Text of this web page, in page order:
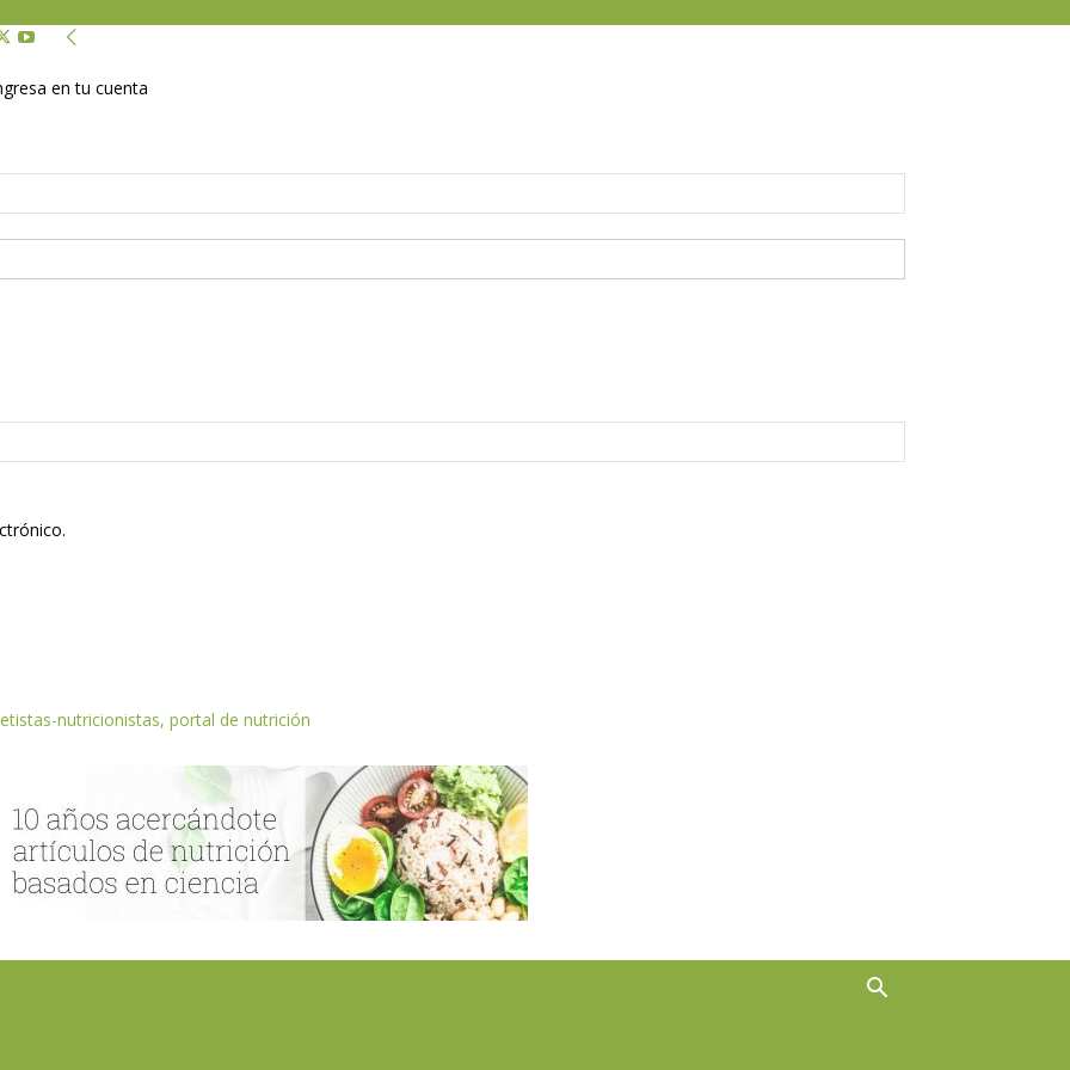
en tu cuenta
nutricionistas, portal de nutrición